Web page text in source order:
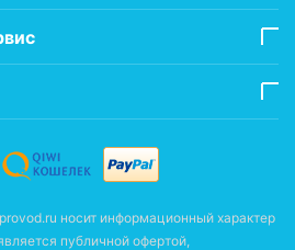
носит информационный характер
публичной офертой,